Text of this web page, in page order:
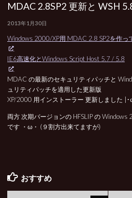
MDAC 2.8SP2 更新と WSH
2013年1月30日
Windows 2000/XP用 MDAC 2.8 SP2を作っ
IE6高速化とWindows Script Host 5.7 / 5.8
MDAC の最新のセキュリティパッチと
ュリティパッチを適用した更新版
XP/2000 用インストーラー 更新しました |･
両方 次期バージョンの HFSLIP の
です ・ω・ (９割方出来てますが)
おすすめ